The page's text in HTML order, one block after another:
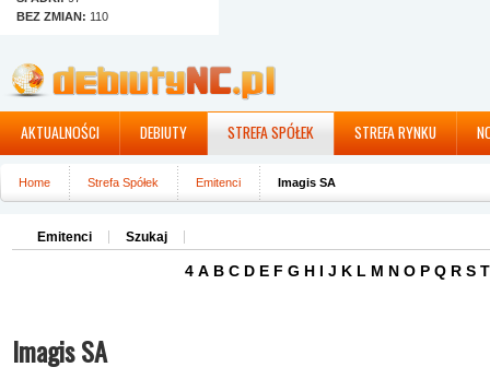
BEZ ZMIAN: 110
AKTUALNOŚCI DEBIUTY STREFA SPÓŁEK STREFA RYNKU
Home Strefa Spółek Emitenci Imagis SA
Emitenci Szukaj
4 A B C D E F G H I J K L M N O P Q R S T
Imagis SA